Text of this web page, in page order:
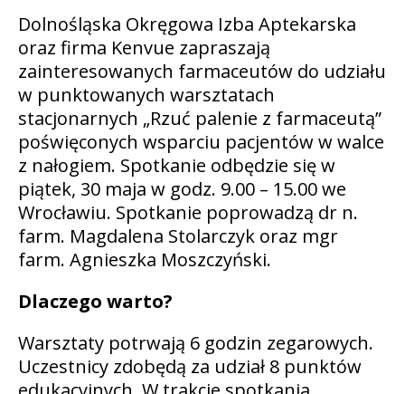
Dolnośląska Okręgowa Izba Aptekarska
oraz firma Kenvue zapraszają
zainteresowanych farmaceutów do udziału
w punktowanych warsztatach
stacjonarnych „Rzuć palenie z farmaceutą”
poświęconych wsparciu pacjentów w walce
z nałogiem. Spotkanie odbędzie się w
piątek, 30 maja w godz. 9.00 – 15.00 we
Wrocławiu. Spotkanie poprowadzą dr n.
farm. Magdalena Stolarczyk oraz mgr
farm. Agnieszka Moszczyński.
Dlaczego warto?
Warsztaty potrwają 6 godzin zegarowych.
Uczestnicy zdobędą za udział 8 punktów